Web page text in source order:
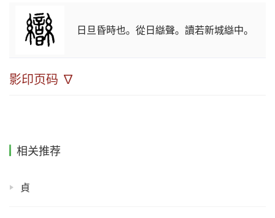
日旦昏時也。從日䜌聲。讀若新城䜌中。
影印页码 ∇
相关推荐
貞